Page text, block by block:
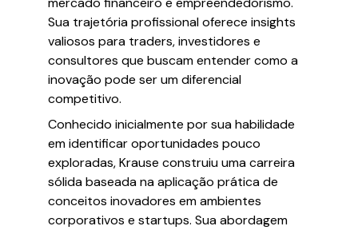
Sua trajetória profissional oferece insights
valiosos para traders, investidores e
consultores que buscam entender como a
inovação pode ser um diferencial
competitivo.
Conhecido inicialmente por sua habilidade
em identificar oportunidades pouco
exploradas, Krause construiu uma carreira
sólida baseada na aplicação prática de
conceitos inovadores em ambientes
corporativos e startups. Sua abordagem